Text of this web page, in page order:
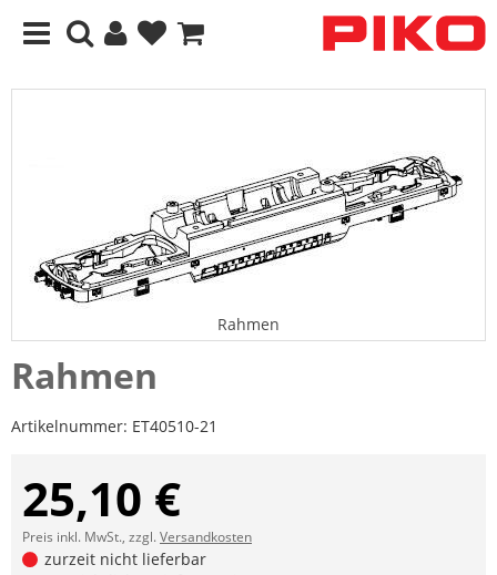
Rahmen
Rahmen
Artikelnummer: ET40510-21
25,10 €
Preis inkl. MwSt., zzgl.Versandkosten
zurzeit nicht lieferbar